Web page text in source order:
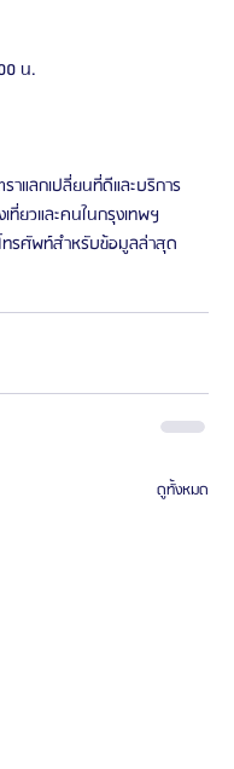
น.
าแลกเปลี่ยนที่ดีและบริการ
ยวและคนในกรุงเทพฯ
ทรศัพท์สำหรับข้อมูลล่าสุด
ดูทั้งหมด